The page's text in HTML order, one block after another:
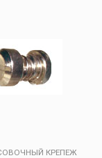
КРЕПЕЖ